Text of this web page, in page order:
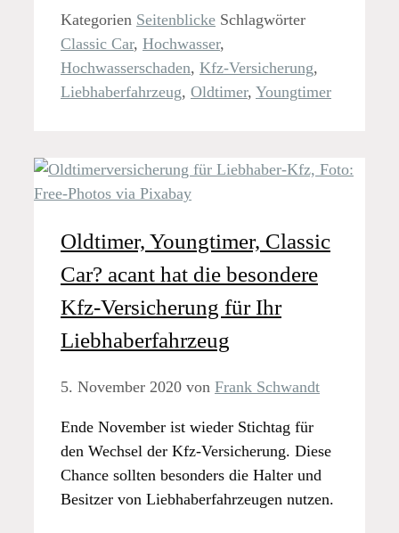
Kategorien Seitenblicke Schlagwörter
Classic Car, Hochwasser,
Hochwasserschaden, Kfz-Versicherung,
Liebhaberfahrzeug, Oldtimer, Youngtimer
Oldtimer, Youngtimer, Classic
Car? acant hat die besondere
Kfz-Versicherung für Ihr
Liebhaberfahrzeug
5. November 2020 von Frank Schwandt
Ende November ist wieder Stichtag für
den Wechsel der Kfz-Versicherung. Diese
Chance sollten besonders die Halter und
Besitzer von Liebhaberfahrzeugen nutzen.